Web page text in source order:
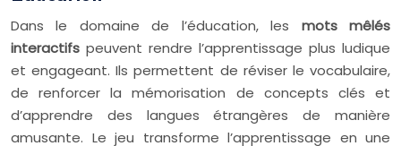
Dans le domaine de l’éducation, les mots mêlés
interactifs peuvent rendre l’apprentissage plus ludique
et engageant. Ils permettent de réviser le vocabulaire,
de renforcer la mémorisation de concepts clés et
d’apprendre des langues étrangères de manière
amusante. Le jeu transforme l’apprentissage en une